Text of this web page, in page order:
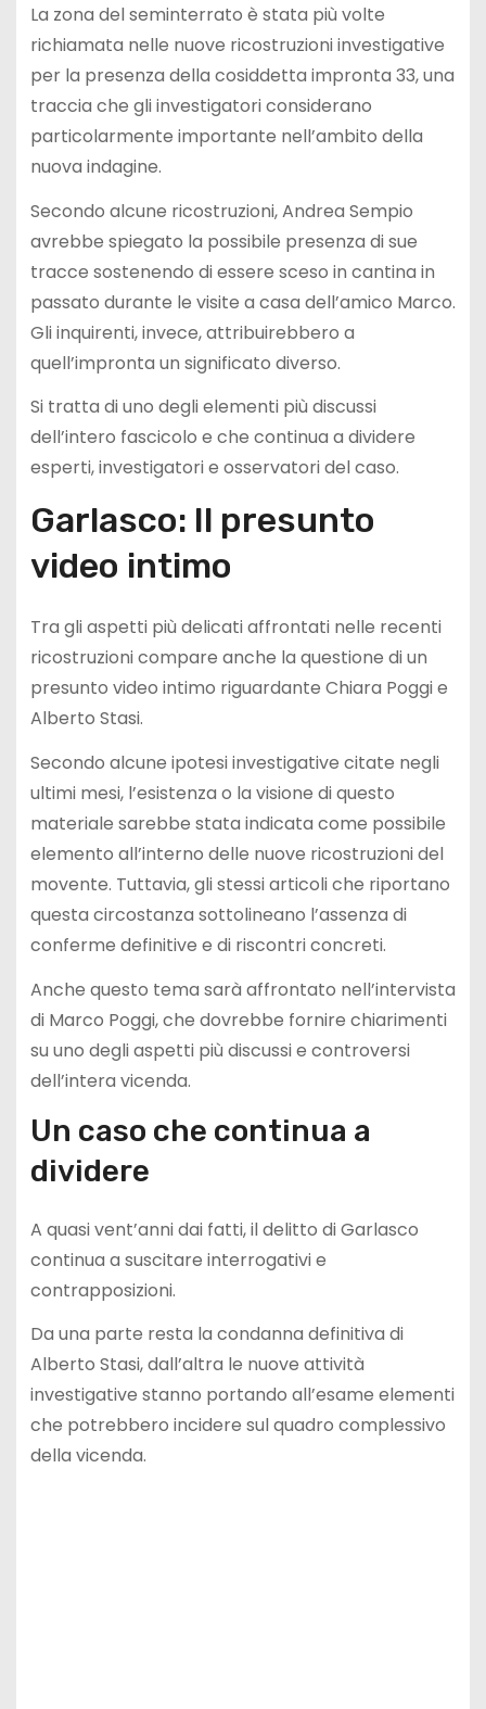
La zona del seminterrato è stata più volte
richiamata nelle nuove ricostruzioni investigative
per la presenza della cosiddetta impronta 33, una
traccia che gli investigatori considerano
particolarmente importante nell’ambito della
nuova indagine.
Secondo alcune ricostruzioni, Andrea Sempio
avrebbe spiegato la possibile presenza di sue
tracce sostenendo di essere sceso in cantina in
passato durante le visite a casa dell’amico Marco.
Gli inquirenti, invece, attribuirebbero a
quell’impronta un significato diverso.
Si tratta di uno degli elementi più discussi
dell’intero fascicolo e che continua a dividere
esperti, investigatori e osservatori del caso.
Garlasco: Il presunto
video intimo
Tra gli aspetti più delicati affrontati nelle recenti
ricostruzioni compare anche la questione di un
presunto video intimo riguardante Chiara Poggi e
Alberto Stasi.
Secondo alcune ipotesi investigative citate negli
ultimi mesi, l’esistenza o la visione di questo
materiale sarebbe stata indicata come possibile
elemento all’interno delle nuove ricostruzioni del
movente. Tuttavia, gli stessi articoli che riportano
questa circostanza sottolineano l’assenza di
conferme definitive e di riscontri concreti.
Anche questo tema sarà affrontato nell’intervista
di Marco Poggi, che dovrebbe fornire chiarimenti
su uno degli aspetti più discussi e controversi
dell’intera vicenda.
Un caso che continua a
dividere
A quasi vent’anni dai fatti, il delitto di Garlasco
continua a suscitare interrogativi e
contrapposizioni.
Da una parte resta la condanna definitiva di
Alberto Stasi, dall’altra le nuove attività
investigative stanno portando all’esame elementi
che potrebbero incidere sul quadro complessivo
della vicenda.